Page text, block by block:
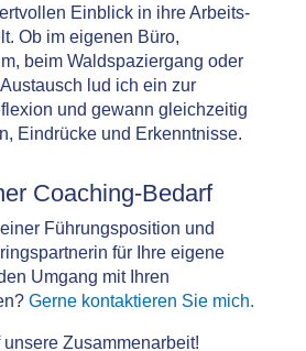
Einblick in ihre Arbeits-
Ob im eigenen Büro,
beim Waldspaziergang oder
lud ich ein zur
und gewann gleichzeitig
Eindrücke und Erkenntnisse.
Coaching-Bedarf
Führungsposition und
für Ihre eigene
Umgang mit Ihren
Gerne kontaktieren Sie mich.
unsere Zusammenarbeit!